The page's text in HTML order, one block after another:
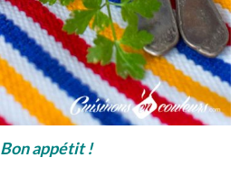
Bon appétit !